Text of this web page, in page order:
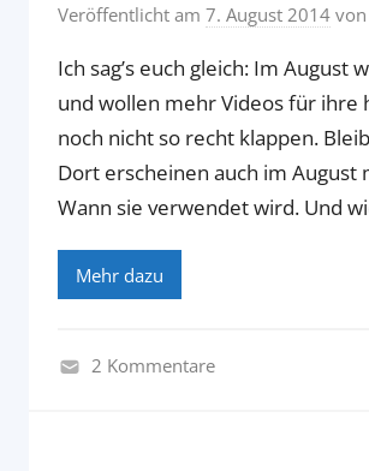
Veröffentlicht am 7. August 2014 von
Ich sag’s euch gleich: Im
und wollen mehr Videos für ihre
noch nicht so recht klappen.
Dort erscheinen auch im
Wann sie verwendet wird. Und
Mehr dazu
2 Kommentare